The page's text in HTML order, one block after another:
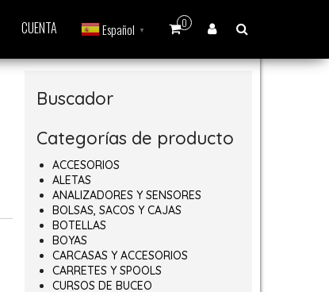
0
CUENTA Español ▼
Buscador
Categorías de producto
ACCESORIOS
ALETAS
ANALIZADORES Y SENSORES
BOLSAS, SACOS Y CAJAS
BOTELLAS
BOYAS
CARCASAS Y ACCESORIOS
CARRETES Y SPOOLS
CURSOS DE BUCEO